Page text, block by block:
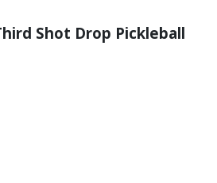
Shot Drop Pickleball